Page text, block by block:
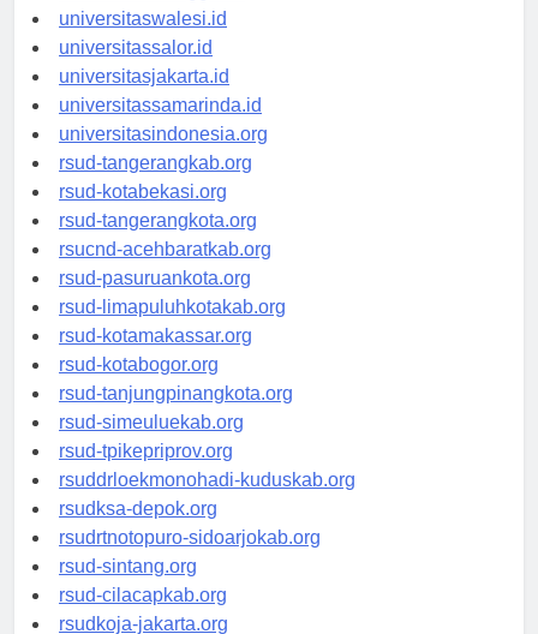
universitaswanggar.id
universitaswalesi.id
universitassalor.id
universitasjakarta.id
universitassamarinda.id
universitasindonesia.org
rsud-tangerangkab.org
rsud-kotabekasi.org
rsud-tangerangkota.org
rsucnd-acehbaratkab.org
rsud-pasuruankota.org
rsud-limapuluhkotakab.org
rsud-kotamakassar.org
rsud-kotabogor.org
rsud-tanjungpinangkota.org
rsud-simeuluekab.org
rsud-tpikepriprov.org
rsuddrloekmonohadi-kuduskab.org
rsudksa-depok.org
rsudrtnotopuro-sidoarjokab.org
rsud-sintang.org
rsud-cilacapkab.org